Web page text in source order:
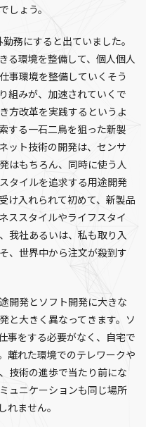
しょう。
務にすると出ていました。
る環境を整備して、個人個人
事環境を整備していくそう
組みが、加速されていくで
方改革を実践するというよ
する一石二鳥を狙った新製
ット技術の開発は、センサ
はもちろん、同時に使う人
タイルを追求する用途開発
け入れられて初めて、新製品
ススタイルやライフスタイ
我社あるいは、私も取り入
、世界中から注文が殺到す
開発とソフト開発に大きな
と大きく異なってきます。ソ
事をする必要がなく、自宅で
離れた環境でのテレワークや
技術の進歩で当たり前にな
ュニケーションも同じ場所
れません。